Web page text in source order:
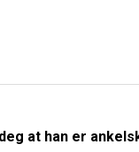
at han er